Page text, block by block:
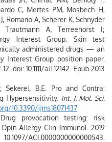
C, Mertes PM, Mosbech H,
Romano A, Scherer K, Schnyder
A, Terreehorst I;
Interest Group. Skin test
administered drugs — an
Interest Group position paper.
doi: 10.1111/all.12142. Epub 2013
Sekerel, B.E. Pro and Contra:
Hypersensitivity. Int. J. Mol. Sci.
10.3390/ijms18071437
provocation testing: risk
Allergy Clin Immunol. 2019
ACI.0000000000000543.